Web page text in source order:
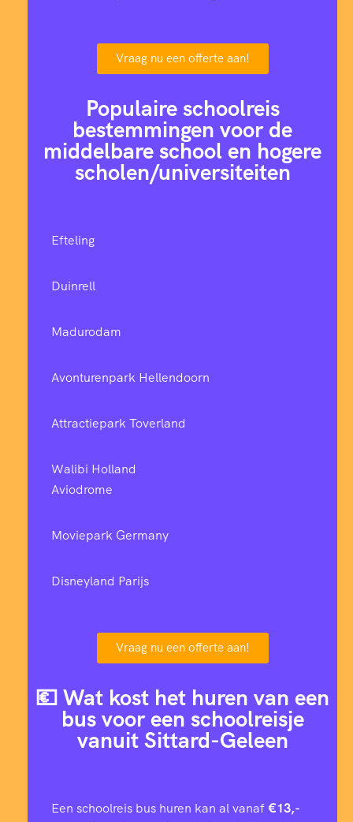
Vraag nu een offerte aan!
Populaire schoolreis
bestemmingen voor de
middelbare school en hogere
scholen/universiteiten
Efteling
Duinrell
Madurodam
Avonturenpark Hellendoorn
Attractiepark Toverland
Walibi Holland
Aviodrome
Moviepark Germany
Disneyland Parijs
Vraag nu een offerte aan!
💶 Wat kost het huren van een
bus voor een schoolreisje
vanuit Sittard-Geleen
Een schoolreis bus huren kan al vanaf€13,-